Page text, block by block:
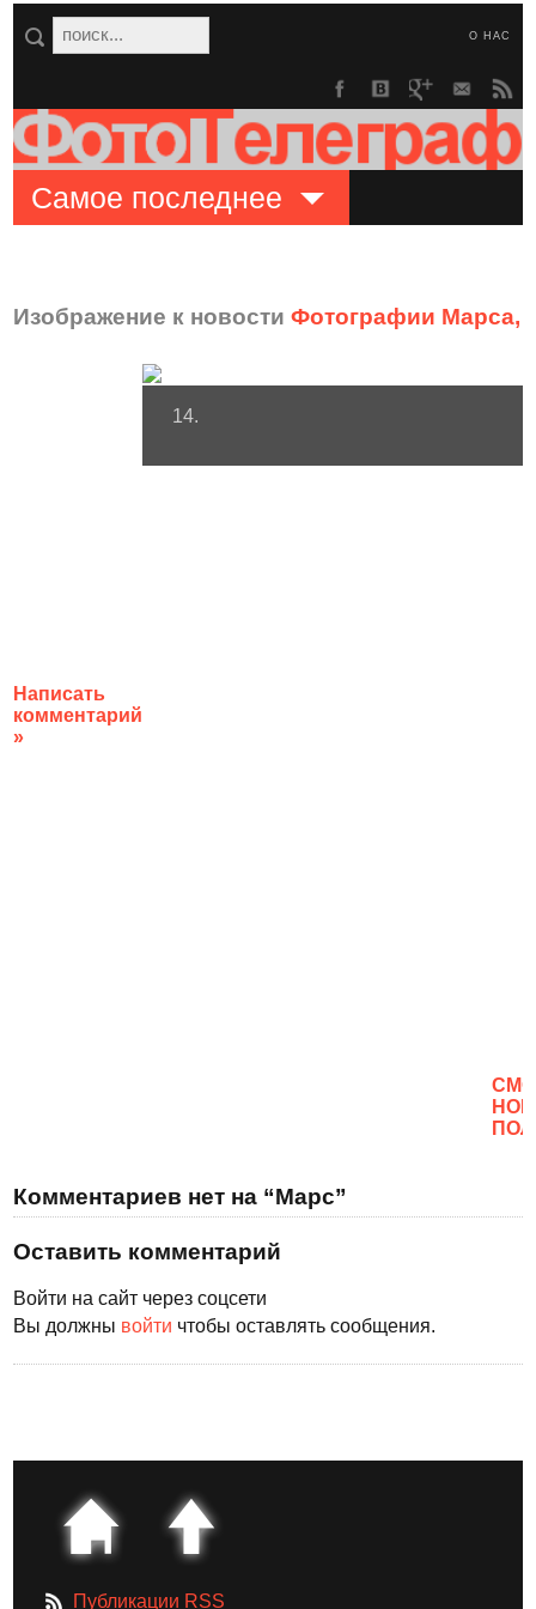
О НАС
Самое последнее
Изображение к новостиФотографии Марса,
Написать
комментарий
»
14.
Комментариев нет на “Марс”
Оставить комментарий
Войти на сайт через соцсети
Вы должны войти чтобы оставлять сообщения.
Публикации RSS